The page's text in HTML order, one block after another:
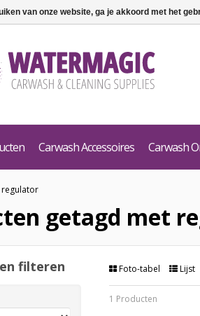
Carwash Accessoires Carwash
regulator
getagd met
Foto-tabel Lijst
1 Producten
filteren
van onze website, ga je akkoord met het